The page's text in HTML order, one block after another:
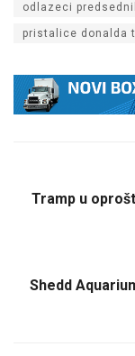
odlazeci
pristalice donalda
Tramp u
Shedd